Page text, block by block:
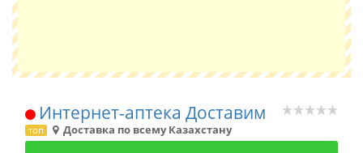
Интернет-аптека Доставим
топ Доставка по всему Казахстану